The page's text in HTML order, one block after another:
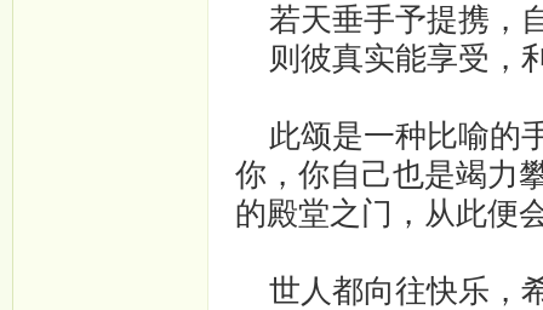
若天垂手予提携，
则彼真实能享受，
此颂是一种比喻的
你，你自己也是竭力
的殿堂之门，从此便
世人都向往快乐，